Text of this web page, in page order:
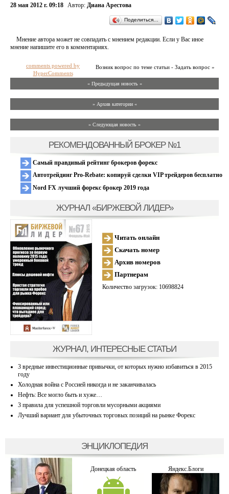
28 мая 2012 г. 09:18 Автор: Диана Арестова
Поделиться…
Мнение автора может не совпадать с мнением редакции. Если у Вас иное
мнение напишите его в комментариях.
Возник вопрос по теме статьи - Задать вопрос »
comments powered by
HyperComments
« Предыдущая новость «
» Архив категории «
» Следующая новость »
РЕКОМЕНДОВАННЫЙ БРОКЕР №1
Самый правдивый рейтинг брокеров форекс
Автотрейдинг Pro-Rebate: копируй сделки VIP трейдеров бесплатно
Nord FX лучший форекс брокер 2019 года
ЖУРНАЛ «БИРЖЕВОЙ ЛИДЕР»
Читать онлайн
Скачать номер
Архив номеров
Партнерам
Количество загрузок: 10698824
ЖУРНАЛ, ИНТЕРЕСНЫЕ СТАТЬИ
3 вредные инвестиционные привычки, от которых нужно избавиться в 2015
году
Холодная война с Россией никогда и не заканчивалась
Нефть: Все могло быть и хуже…
3 правила для успешной торговли мусорными акциями
Лучший вариант для убыточных торговых позиций на рынке Форекс
ЭНЦИКЛОПЕДИЯ
Донецкая область Яндекс.Блоги